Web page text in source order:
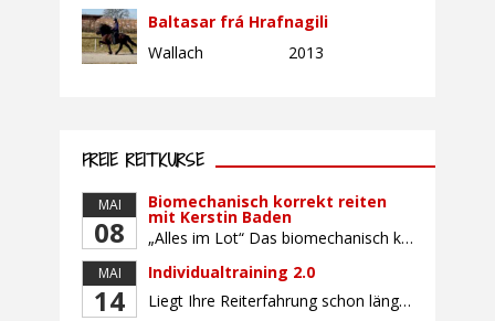
Baltasar frá Hrafnagili
Wallach
2013
FREIE REITKURSE
MAI
08
Biomechanisch korrekt reiten
mit Kerstin Baden
„Alles im Lot“ Das biomechanisch korrekte Reiten vereint viele wichtige Erkenntnisse der Reitkunst und der Physiologie von Pferd und Reiter miteinander. Ziel ist die größtmögliche Symmetrie des Reiters, denn erst wenn „alles im Lot“ ist, kann das Pferd den Reiter ausbalanciert und losgelassen tragen. Dafür muss der Reiter lernen, die Reaktionen seines Pferdes auf seinen […]
MAI
14
Individualtraining 2.0
Liegt Ihre Reiterfahrung schon länger zurück oder fühlen Sie sich noch nicht richtig fit? Oder sind Sie bereits ein sicherer Reiter und freuen sich auf weiterführenden Unterricht? Training für Reiter:innen mit unterschiedlicher Reiterfahrung, auf die Wünsche und Kenntnisse des Einzelnen abgestimmt. Ein abwechslungsreiches Programm mit individuellem Reitunterricht mit unterschiedlichen Schwerpunkten und für Fortgeschrittene auch mit […]